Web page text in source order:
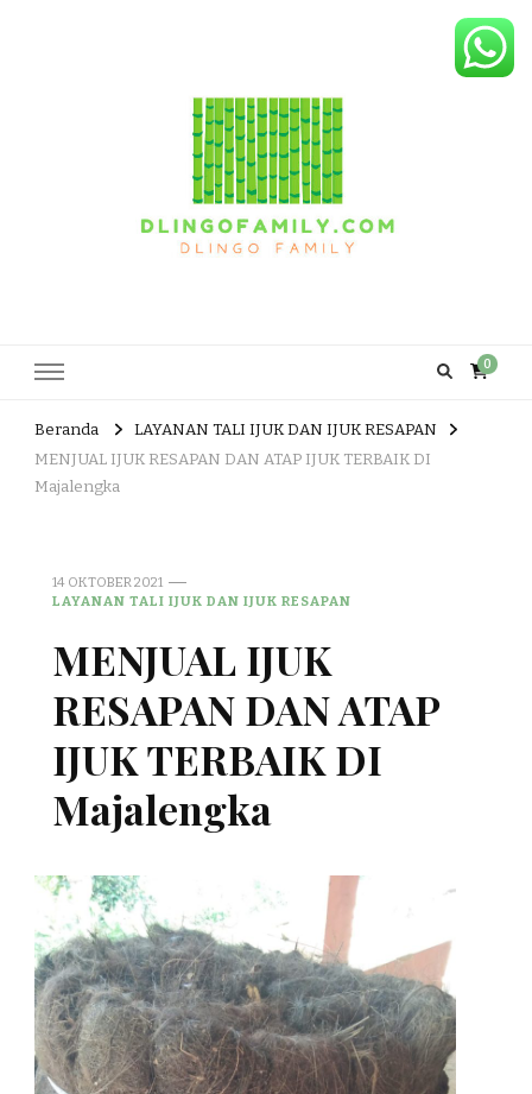
0
Beranda
LAYANAN TALI IJUK DAN IJUK RESAPAN
MENJUAL IJUK RESAPAN DAN ATAP IJUK TERBAIK DI
Majalengka
14 OKTOBER 2021
LAYANAN TALI IJUK DAN IJUK RESAPAN
MENJUAL IJUK
RESAPAN DAN ATAP
IJUK TERBAIK DI
Majalengka